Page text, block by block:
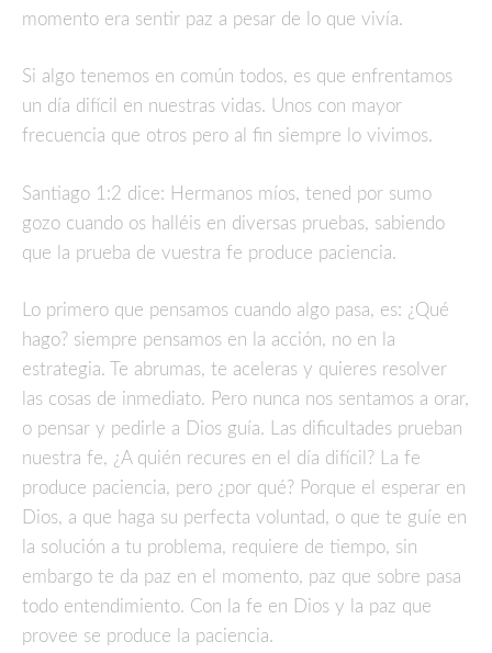
momento era sentir paz a pesar de lo que vivía.
Si algo tenemos en común todos, es que enfrentamos
un día difícil en nuestras vidas. Unos con mayor
frecuencia que otros pero al fin siempre lo vivimos.
Santiago 1:2 dice: Hermanos míos, tened por sumo
gozo cuando os halléis en diversas pruebas, sabiendo
que la prueba de vuestra fe produce paciencia.
Lo primero que pensamos cuando algo pasa, es: ¿Qué
hago? siempre pensamos en la acción, no en la
estrategia. Te abrumas, te aceleras y quieres resolver
las cosas de inmediato. Pero nunca nos sentamos a orar,
o pensar y pedirle a Dios guía. Las dificultades prueban
nuestra fe, ¿A quién recures en el día difícil? La fe
produce paciencia, pero ¿por qué? Porque el esperar en
Dios, a que haga su perfecta voluntad, o que te guíe en
la solución a tu problema, requiere de tiempo, sin
embargo te da paz en el momento, paz que sobre pasa
todo entendimiento. Con la fe en Dios y la paz que
provee se produce la paciencia.